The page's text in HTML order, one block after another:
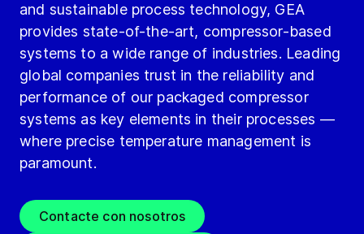
and sustainable process technology, GEA
provides state-of-the-art, compressor-based
systems to a wide range of industries. Leading
global companies trust in the reliability and
performance of our packaged compressor
systems as key elements in their processes —
where precise temperature management is
paramount.
Contacte con nosotros